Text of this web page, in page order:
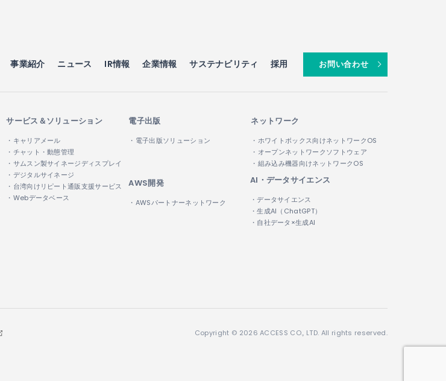
事業紹介 ニュース IR情報 企業情報 サステナビリティ 採用 お問い合わせ
サービス＆ソリューション
・キャリアメール
・チャット・動態管理
・サムスン製サイネージディスプレイ
・デジタルサイネージ
・台湾向けリピート通販支援サービス
・Webデータベース
電子出版
・電子出版ソリューション
ネットワーク
・ホワイトボックス向けネットワークOS
・オープンネットワークソフトウェア
・組み込み機器向けネットワークOS
AWS開発
・AWSパートナーネットワーク
AI・データサイエンス
・データサイエンス
・生成AI（ChatGPT）
・自社データ×生成AI
Copyright © 2026 ACCESS CO., LTD. All rights reserved.